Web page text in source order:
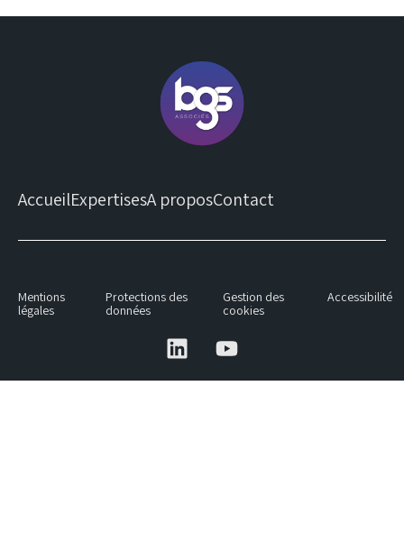
AccueilExpertisesA proposContact
Mentions
légales
Protections des
données
Gestion des
cookies
Accessibilité